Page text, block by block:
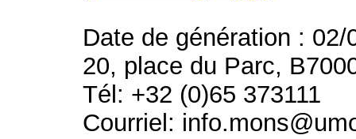
Date de génération : 02/
20, place du Parc,
Tél: +32 (0)65 373111
Courriel: